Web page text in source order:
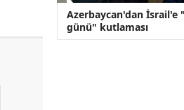
Azerbaycan'dan İsrail'e
günü" kutlaması